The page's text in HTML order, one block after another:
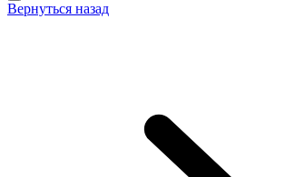
Вернуться назад